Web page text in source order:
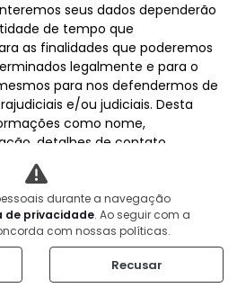
seus dados dependerão
de tempo que
as finalidades que poderemos
legalmente e para o
para nos defendermos de
e/ou judiciais. Desta
como nome,
detalhes de contato
informações relativas à
de forma detalhada (valor
banco, conta bancária,
CNPJ, número do cartão de
de crédito, parcelas), imagem
interna e em termos de
prazo mínimo de 5 (cinco)
durante a navegação
de privacidade. Ao seguir com a
com nossas políticas.
Recusar